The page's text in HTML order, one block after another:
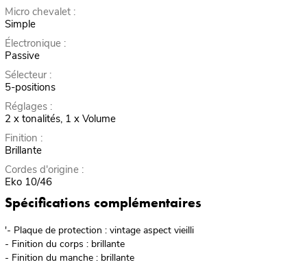
Micro chevalet :
Simple
Électronique :
Passive
Sélecteur :
5-positions
Réglages :
2 x tonalités, 1 x Volume
Finition :
Brillante
Cordes d'origine :
Eko 10/46
Spécifications complémentaires
'- Plaque de protection : vintage aspect vieilli
- Finition du corps : brillante
- Finition du manche : brillante